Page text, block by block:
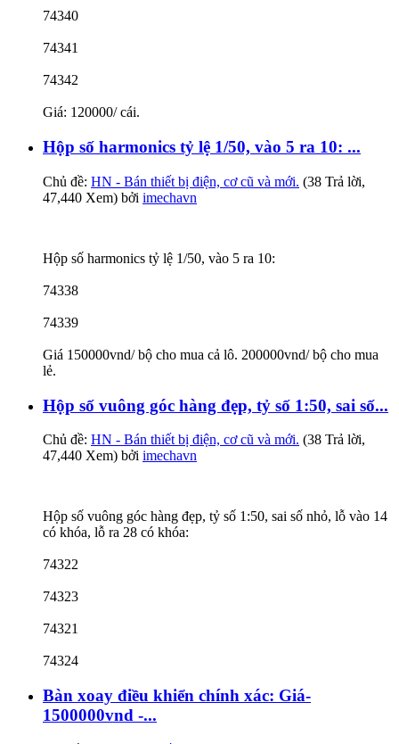
74340
74341
74342
Giá: 120000/ cái.
Hộp số harmonics tỷ lệ 1/50, vào 5 ra 10: ...
Chủ đề: HN - Bán thiết bị điện, cơ cũ và mới. (38 Trả lời,
47,440 Xem) bởi imechavn
Hộp số harmonics tỷ lệ 1/50, vào 5 ra 10:
74338
74339
Giá 150000vnd/ bộ cho mua cả lô. 200000vnd/ bộ cho mua
lẻ.
Hộp số vuông góc hàng đẹp, tỷ số 1:50, sai số...
Chủ đề: HN - Bán thiết bị điện, cơ cũ và mới. (38 Trả lời,
47,440 Xem) bởi imechavn
Hộp số vuông góc hàng đẹp, tỷ số 1:50, sai số nhỏ, lỗ vào 14
có khóa, lỗ ra 28 có khóa:
74322
74323
74321
74324
Bàn xoay điều khiển chính xác: Giá-
1500000vnd -...